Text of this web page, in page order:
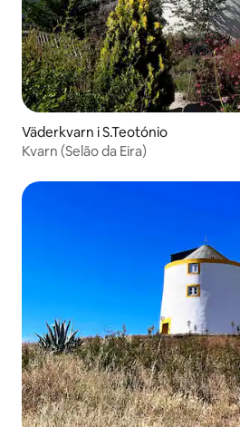
Väderkvarn i S.Teotónio
Kvarn (Selão da Eira)